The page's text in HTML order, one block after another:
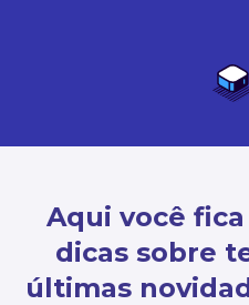
Aqui você
dicas sobre
últimas